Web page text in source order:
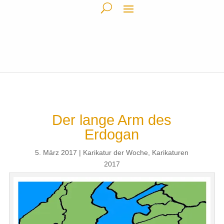
Der lange Arm des
Erdogan
5. März 2017 Karikatur der Woche
Karikaturen
2017